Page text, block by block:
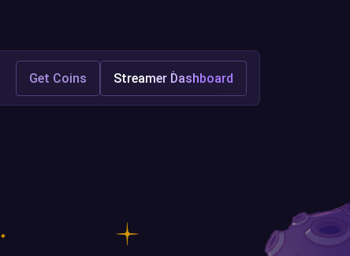
Get Coins Streamer Dashboard